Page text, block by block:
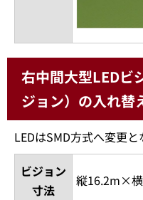
右中間大型LEDビ
ジョン）の入れ替
LEDはSMD方式へ変更と
ビジョン
寸法
縦16.2m×